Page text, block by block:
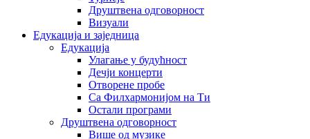
Друштвена одговорност
Визуали
Едукација и заједница
Едукација
Улагање у будућност
Дечји концерти
Отворене пробе
Са Филхармонијом на Ти
Остали програми
Друштвена одговорност
Више од музике